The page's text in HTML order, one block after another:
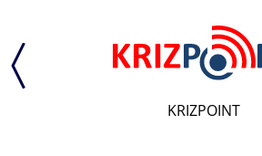
KRIZPOINT